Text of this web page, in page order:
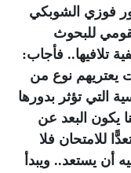
فوزي الشوبكي
للبحوث
تلافيها.. فأجاب:
يعتريهم نوع من
التي تؤثر بدورها
يكون البعد عن
للامتحان فلا
أن يستعد.. ويبدأ